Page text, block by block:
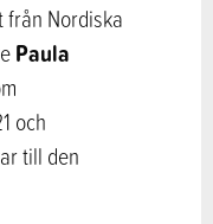
från Nordiska
Paula
och
till den